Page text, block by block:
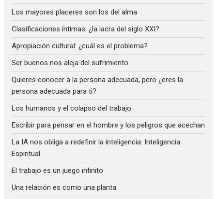
Los mayores placeres son los del alma
Clasificaciones íntimas: ¿la lacra del siglo XXI?
Apropiación cultural: ¿cuál es el problema?
Ser buenos nos aleja del sufrimiento
Quieres conocer a la persona adecuada, pero ¿eres la
persona adecuada para ti?
Los humanos y el colapso del trabajo
Escribir para pensar en el hombre y los peligros que acechan
La IA nos obliga a redefinir la inteligencia: Inteligencia
Espiritual
El trabajo es un juego infinito
Una relación es como una planta